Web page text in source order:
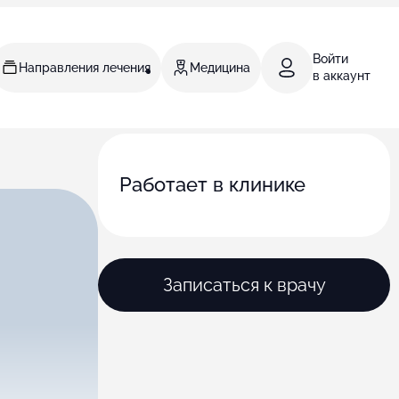
Направления лечения Медицина
Войти
в аккаунт
Работает в клинике
Записаться к врачу